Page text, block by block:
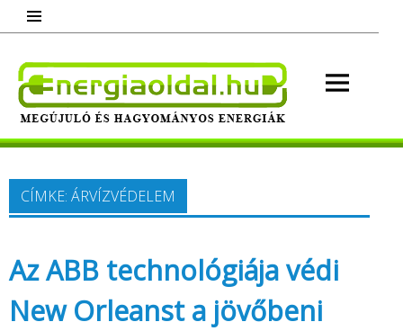
content
Megújuló és hagyományos energiák.
Minden, ami energia!
CÍMKE: ÁRVÍZVÉDELEM
Az ABB technológiája védi
New Orleanst a jövőbeni